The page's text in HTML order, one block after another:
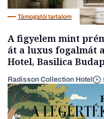
Támogatói tartalom
A figyelem mint
át a luxus fogalmát
Hotel, Basilica
Radisson Collection Hotel